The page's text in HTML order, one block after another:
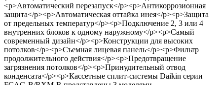
<p>Автоматический перезапуск</p><p>Антикоррозионная
защита</p><p>Автоматическая оттайка инея</p><p>Защита
от предельных температур</p><p>Подключение 2, 3 или 4
внутренних блоков к одному наружному</p><p>Самый
современный дизайн</p><p>Конструкции для высоких
потолков</p><p>Съемная лицевая панель</p><p>Фильтр
продолжительного действия</p><p>Предотвращение
загрязнения потолков</p><p>Принудительный отвод
конденсата</p><p>Кассетные сплит-системы Daikin серии